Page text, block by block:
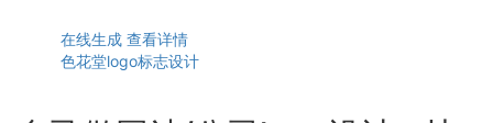
在线生成 查看详情
色花堂logo标志设计